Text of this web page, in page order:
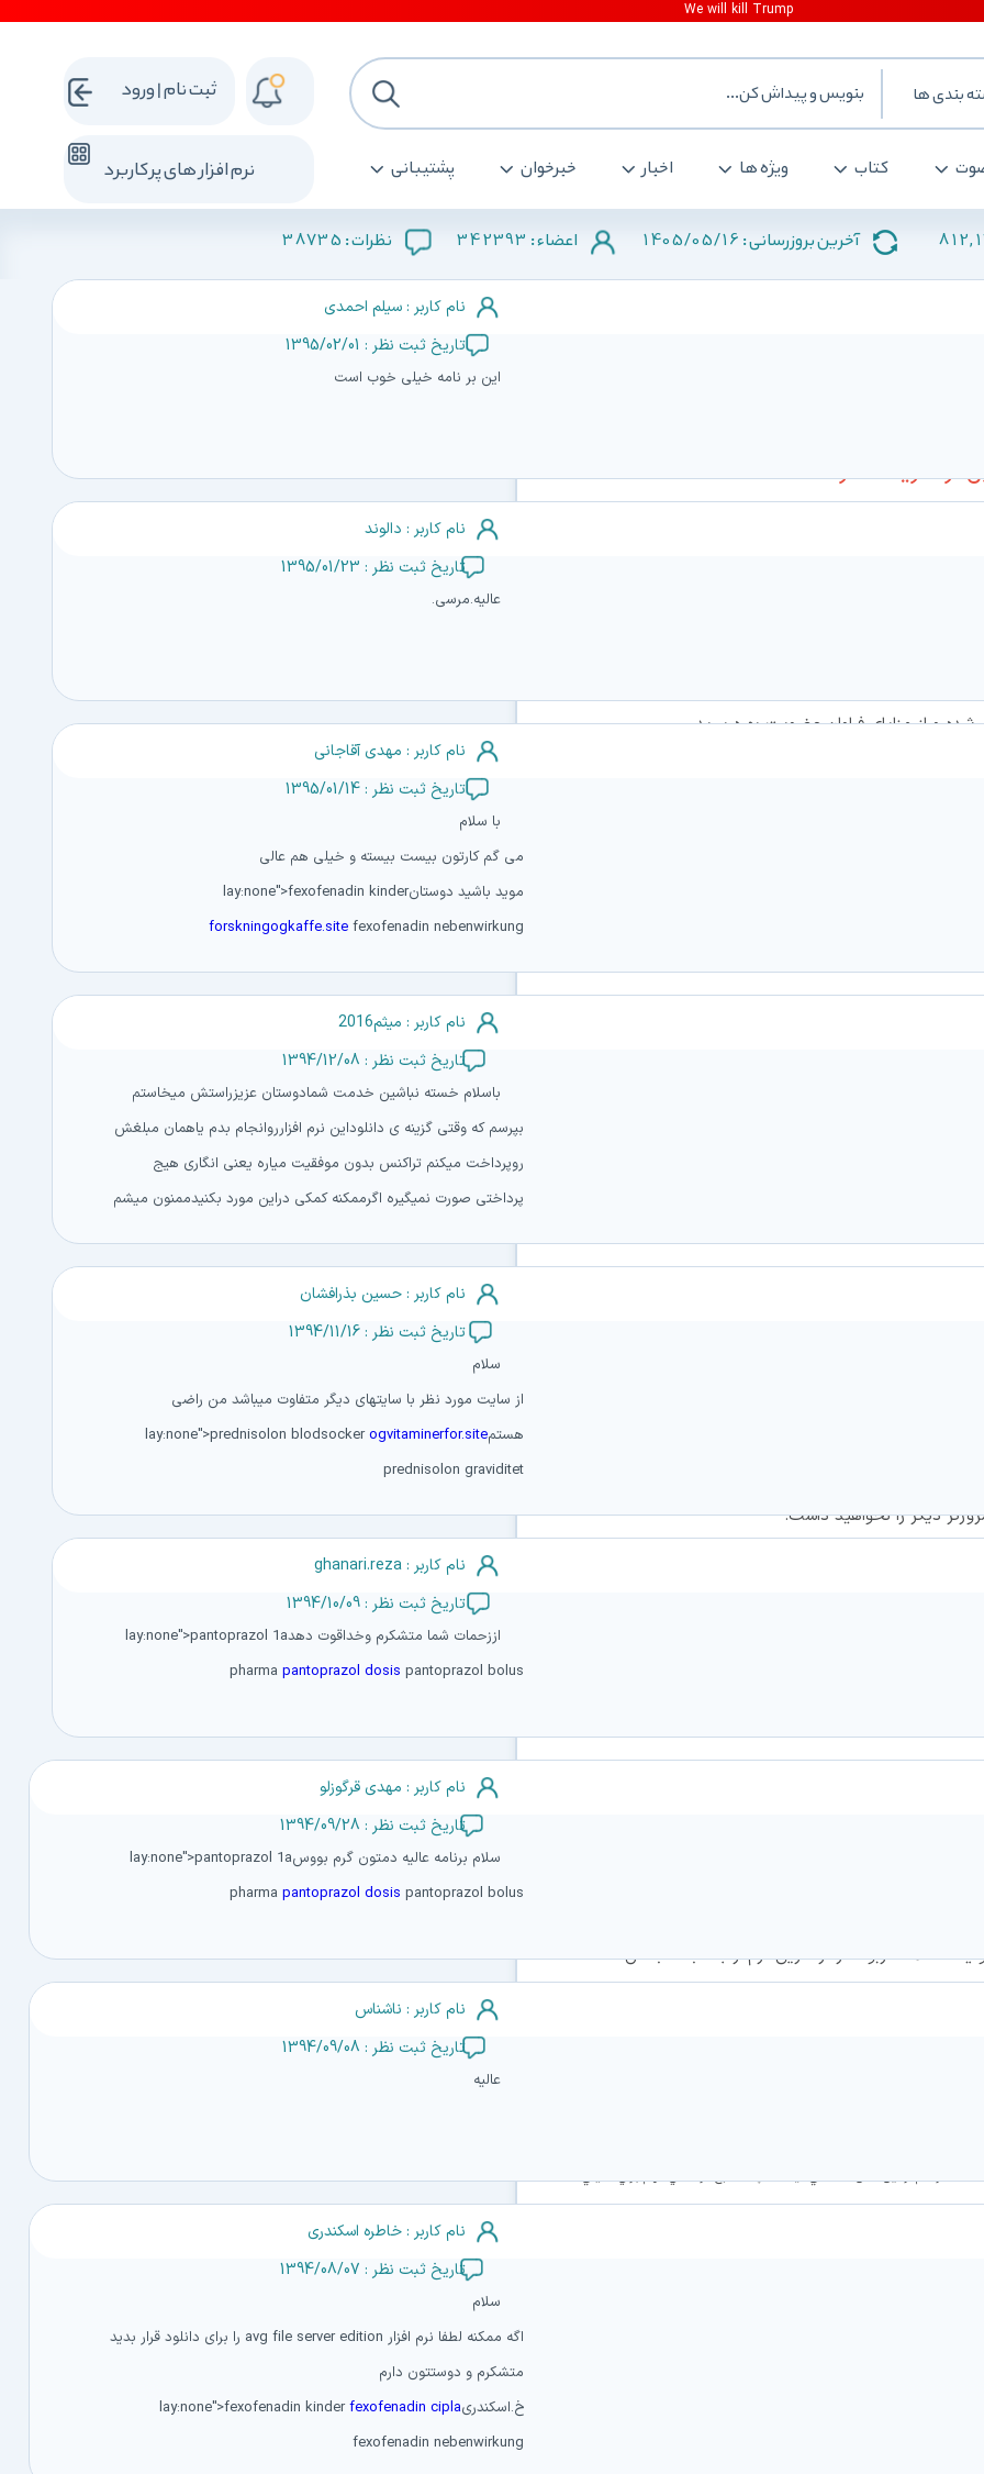
بندی ها
کتاب ویژه ها اخبار خبرخوان پشتیبانی نرم افزار های پرکاربرد
ثبت نام | ورود
آخرین بروزرسانی : 1405/05/16 اعضاء : 342393 نظرات : 38735
از خرید اشتراک:
و از مزایای فراوان عضویت بهره ببرید.
دیگر را نخواهید داشت.
یا مشکلات مربوطه را از طریق فرم ارتباط با ما بخش
گذر هم از اين اصل مستثني نيست. چند منبع در آمدي مهم براي سايتي
نام کاربر : سیلم احمدی
تاریخ ثبت نظر : 1395/02/01
این بر نامه خیلی خوب است
نام کاربر : دالوند
تاریخ ثبت نظر : 1395/01/23
عالیه.مرسی.
نام کاربر : مهدی آقاجانی
تاریخ ثبت نظر : 1395/01/14
با سلام
می گم کارتون بیست بیسته و خیلی هم عالی
موید باشید دوستانlay:none">fexofenadin kinder
forskningogkaffe.site fexofenadin nebenwirkung
نام کاربر : میثم2016
تاریخ ثبت نظر : 1394/12/08
باسلام خسته نباشین خدمت شمادوستان عزیزراستش میخاستم
بپرسم که وقتی گزینه ی دانلوداین نرم افزارروانجام بدم یاهمان مبلغش
روپرداخت میکنم تراکنس بدون موفقیت میاره یعنی انگاری هیج
پرداختی صورت نمیگیره اگرممکنه کمکی دراین مورد بکنیدممنون میشم
نام کاربر : حسین بذرافشان
تاریخ ثبت نظر : 1394/11/16
سلام
از سایت مورد نظر با سایتهای دیگر متفاوت میباشد من راضی
هستمlay:none">prednisolon blodsockerogvitaminerfor.site
prednisolon graviditet
نام کاربر : ghanari.reza
تاریخ ثبت نظر : 1394/10/09
اززحمات شما متشکرم وخداقوت دهدlay:none">pantoprazol 1a
pharma pantoprazol dosis pantoprazol bolus
نام کاربر : مهدی قرگوزلو
تاریخ ثبت نظر : 1394/09/28
سلام برنامه عالیه دمتون گرم بووسlay:none">pantoprazol 1a
pharma pantoprazol dosis pantoprazol bolus
نام کاربر : ناشناس
تاریخ ثبت نظر : 1394/09/08
عالیه
نام کاربر : خاطره اسکندری
تاریخ ثبت نظر : 1394/08/07
سلام
اگه ممکنه لطفا نرم افزار avg file server edition را برای دانلود قرار بدید
متشکرم و دوستتون دارم
خ.اسکندریlay:none">fexofenadin kinderfexofenadin cipla
fexofenadin nebenwirkung